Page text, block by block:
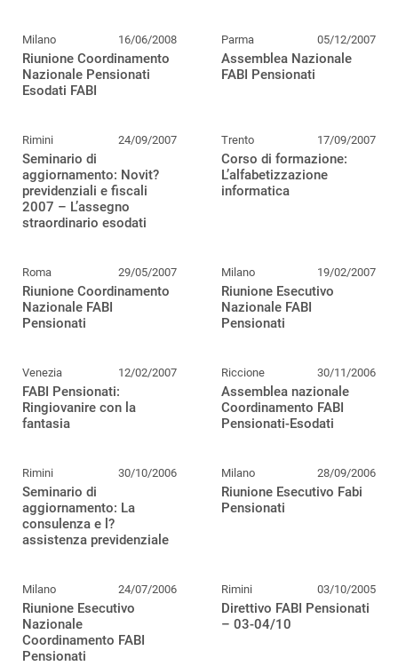
Milano 16/06/2008
Riunione Coordinamento
Nazionale Pensionati
Esodati FABI
Parma 05/12/2007
Assemblea Nazionale
FABI Pensionati
Rimini 24/09/2007
Seminario di
aggiornamento: Novit?
previdenziali e fiscali
2007 – L’assegno
straordinario esodati
Trento 17/09/2007
Corso di formazione:
L’alfabetizzazione
informatica
Roma 29/05/2007
Riunione Coordinamento
Nazionale FABI
Pensionati
Milano 19/02/2007
Riunione Esecutivo
Nazionale FABI
Pensionati
Venezia 12/02/2007
FABI Pensionati:
Ringiovanire con la
fantasia
Riccione 30/11/2006
Assemblea nazionale
Coordinamento FABI
Pensionati-Esodati
Rimini 30/10/2006
Seminario di
aggiornamento: La
consulenza e l?
assistenza previdenziale
Milano 28/09/2006
Riunione Esecutivo Fabi
Pensionati
Milano 24/07/2006
Riunione Esecutivo
Nazionale
Coordinamento FABI
Pensionati
Rimini 03/10/2005
Direttivo FABI Pensionati
– 03-04/10